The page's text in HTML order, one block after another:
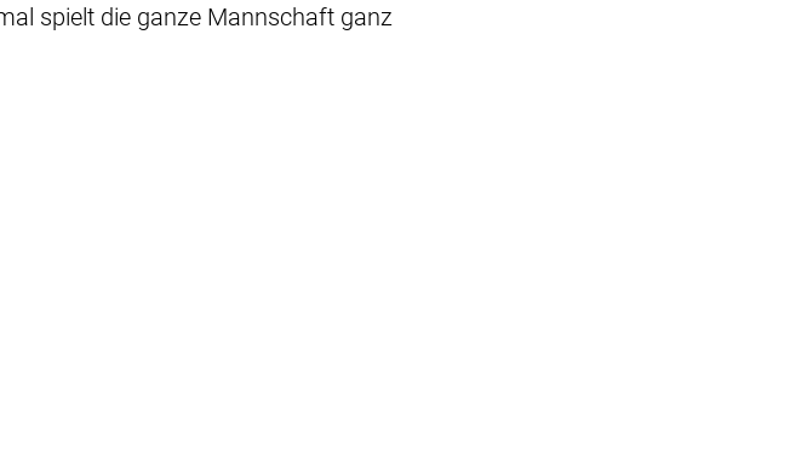
spielt die ganze Mannschaft ganz